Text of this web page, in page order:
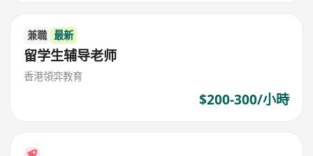
兼職 最新
留学生辅导老师
香港領弈教育
$200-300/小時